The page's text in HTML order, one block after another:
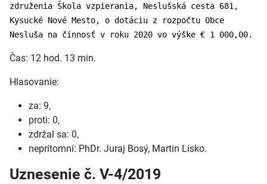
združenia Škola vzpierania, Neslušská cesta 681,
Kysucké Nové Mesto, o dotáciu z rozpočtu Obce
Nesluša na činnosť v roku 2020 vo výške € 1 000,00.
Čas: 12 hod. 13 min.
Hlasovanie:
za: 9,
proti: 0,
zdržal sa: 0,
neprítomní: PhDr. Juraj Bosý, Martin Lisko.
Uznesenie č. V-4/2019